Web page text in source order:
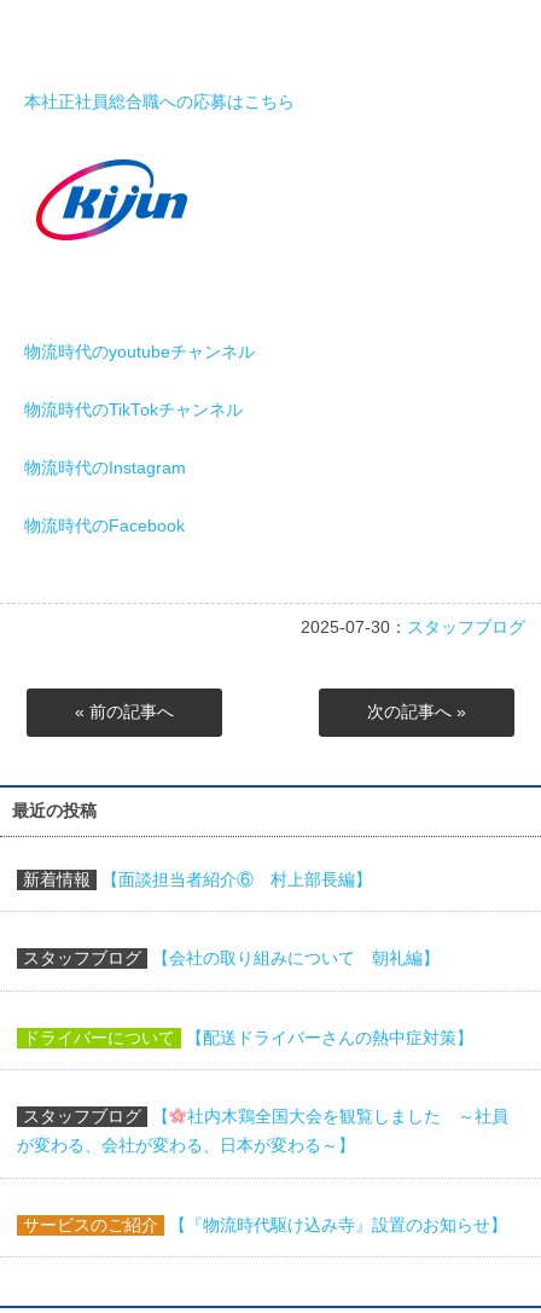
本社正社員総合職への応募はこちら
物流時代のyoutubeチャンネル
物流時代のTikTokチャンネル
物流時代のInstagram
物流時代のFacebook
2025-07-30： スタッフブログ
« 前の記事へ 次の記事へ »
最近の投稿
新着情報 【面談担当者紹介⑥ 村上部長編】
スタッフブログ 【会社の取り組みについて 朝礼編】
ドライバーについて 【配送ドライバーさんの熱中症対策】
スタッフブログ 【
社内木鶏全国大会を観覧しました ～社員
が変わる、会社が変わる、日本が変わる～】
サービスのご紹介 【『物流時代駆け込み寺』設置のお知らせ】